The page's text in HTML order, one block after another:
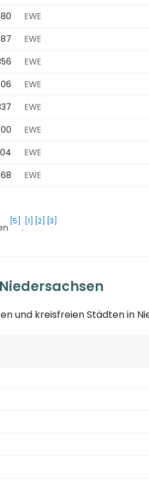
EWE
EWE
EWE
EWE
EWE
EWE
EWE
EWE
[5]
.
[1] [2] [3]
und kreisfreien Städten in